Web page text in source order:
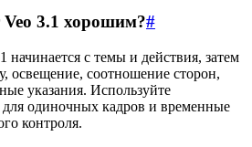
3.1 хорошим?#
с темы и действия, затем
освещение, соотношение сторон,
указания. Используйте
одиночных кадров и временные
контроля.